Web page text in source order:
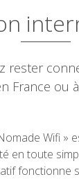
rester
France ou
Wifi »
en toute
fonctionne